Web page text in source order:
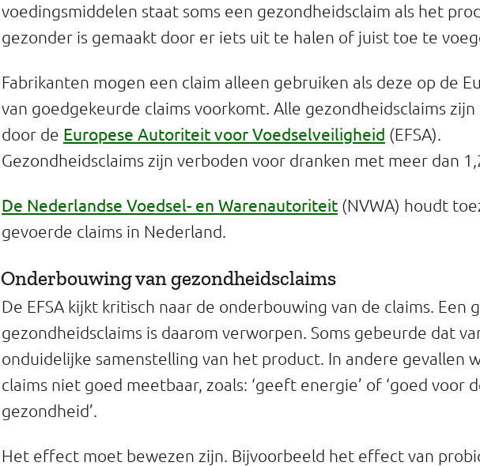
voedingsmiddelen staat soms een gezondheidsclaim als het
gezonder is gemaakt door er iets uit te halen of juist toe te
Fabrikanten mogen een claim alleen gebruiken als deze op de
van goedgekeurde claims voorkomt. Alle gezondheidsclaims
door de Europese Autoriteit voor Voedselveiligheid (EFSA).
Gezondheidsclaims zijn verboden voor dranken met meer dan
De Nederlandse Voedsel- en Warenautoriteit (NVWA) houdt
gevoerde claims in Nederland.
Onderbouwing van gezondheidsclaims
De EFSA kijkt kritisch naar de onderbouwing van de claims. Een
gezondheidsclaims is daarom verworpen. Soms gebeurde dat
onduidelijke samenstelling van het product. In andere gevallen
claims niet goed meetbaar, zoals: ‘geeft energie’ of ‘goed voor
gezondheid’.
Het effect moet bewezen zijn. Bijvoorbeeld het effect van